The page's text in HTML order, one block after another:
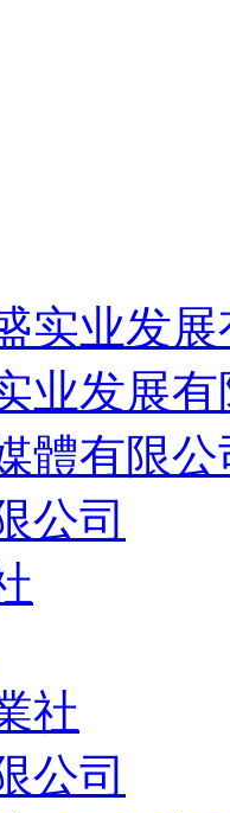
实业发
业发展
體有限公
公司
社
公司